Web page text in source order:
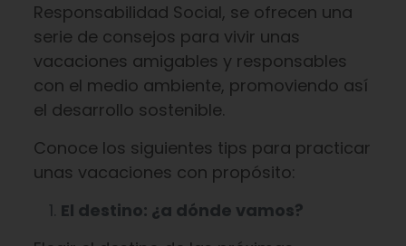
Responsabilidad Social, se ofrecen una
serie de consejos para vivir unas
vacaciones amigables y responsables
con el medio ambiente, promoviendo así
el desarrollo sostenible.
Conoce los siguientes tips para practicar
unas vacaciones con propósito:
El destino: ¿a dónde vamos?